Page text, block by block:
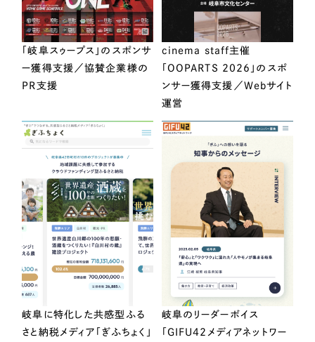
「岐阜スゥープス」のスポンサ
ー獲得支援／協賛企業様の
PR支援
cinema staff主催
「OOPARTS 2026」のスポ
ンサー獲得支援／Webサイト
運営
岐阜に特化した共感型ふる
さと納税メディア「ぎふちょく」
岐阜のリーダーボイス
「GIFU42メディアネットワー